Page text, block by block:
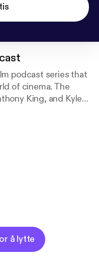
podcast series that
of cinema. The
King, and Kyle
share their
working
media
å lytte